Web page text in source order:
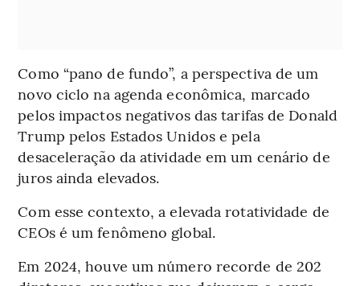
Como “pano de fundo”, a perspectiva de um
novo ciclo na agenda econômica, marcado
pelos impactos negativos das tarifas de Donald
Trump pelos Estados Unidos e pela
desaceleração da atividade em um cenário de
juros ainda elevados.
Com esse contexto, a elevada rotatividade de
CEOs é um fenômeno global.
Em 2024, houve um número recorde de 202